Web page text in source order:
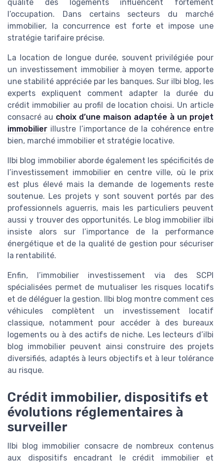
qualité des logements influencent fortement
l’occupation. Dans certains secteurs du marché
immobilier, la concurrence est forte et impose une
stratégie tarifaire précise.
La location de longue durée, souvent privilégiée pour
un investissement immobilier à moyen terme, apporte
une stabilité appréciée par les banques. Sur ilbi blog, les
experts expliquent comment adapter la durée du
crédit immobilier au profil de location choisi. Un article
consacré au choix d’une maison adaptée à un projet
immobilier illustre l’importance de la cohérence entre
bien, marché immobilier et stratégie locative.
Ilbi blog immobilier aborde également les spécificités de
l’investissement immobilier en centre ville, où le prix
est plus élevé mais la demande de logements reste
soutenue. Les projets y sont souvent portés par des
professionnels aguerris, mais les particuliers peuvent
aussi y trouver des opportunités. Le blog immobilier ilbi
insiste alors sur l’importance de la performance
énergétique et de la qualité de gestion pour sécuriser
la rentabilité.
Enfin, l’immobilier investissement via des SCPI
spécialisées permet de mutualiser les risques locatifs
et de déléguer la gestion. Ilbi blog montre comment ces
véhicules complètent un investissement locatif
classique, notamment pour accéder à des bureaux
logements ou à des actifs de niche. Les lecteurs d’ilbi
blog immobilier peuvent ainsi construire des projets
diversifiés, adaptés à leurs objectifs et à leur tolérance
au risque.
Crédit immobilier, dispositifs et
évolutions réglementaires à
surveiller
Ilbi blog immobilier consacre de nombreux contenus
aux dispositifs encadrant le crédit immobilier et